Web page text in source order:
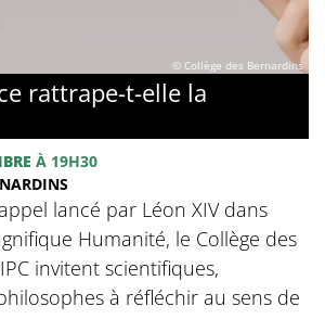
© Collège des Bernardins
rattrape-t-elle la
À 19H30
lancé par Léon XIV dans
Humanité, le Collège des
invitent scientifiques,
à réfléchir au sens de